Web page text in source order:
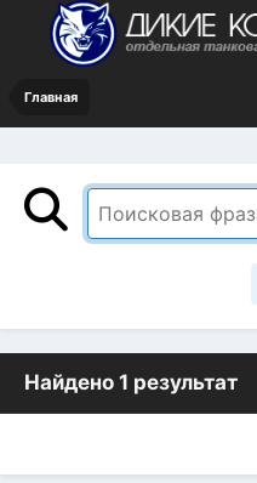
Главная
Найдено 1 результат